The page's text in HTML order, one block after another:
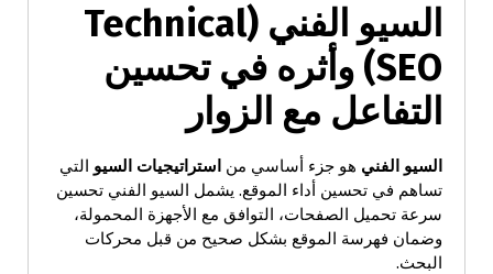
السيو الفني (Technical
SEO) وأثره في تحسين
التفاعل مع الزوار
السيو الفني هو جزء أساسي من استراتيجيات السيو التي
تساهم في تحسين أداء الموقع. يشمل السيو الفني تحسين
سرعة تحميل الصفحات، التوافق مع الأجهزة المحمولة،
وضمان فهرسة الموقع بشكل صحيح من قبل محركات
البحث.